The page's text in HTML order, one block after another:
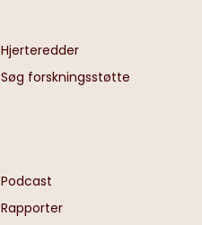
Hjerteredder
Søg forskningsstøtte
Podcast
Rapporter